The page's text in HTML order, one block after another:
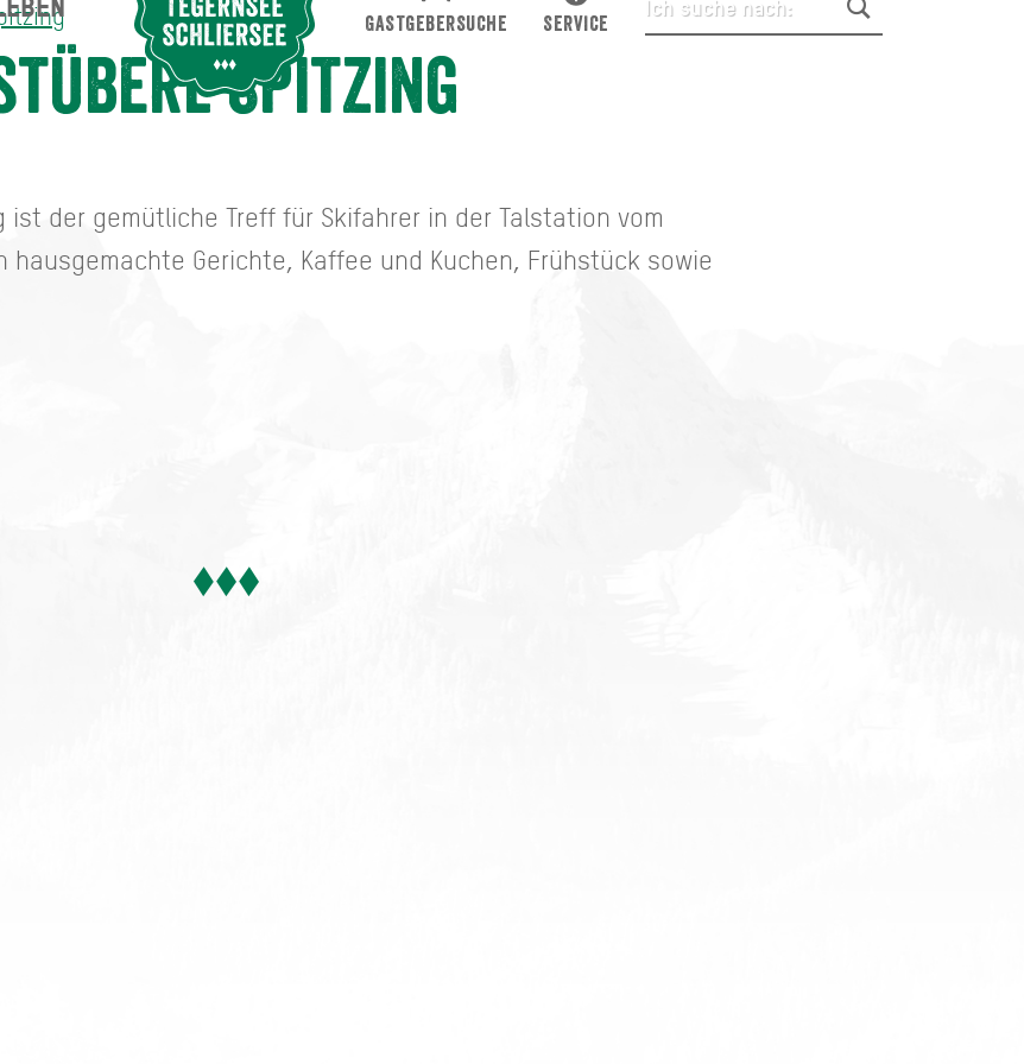
Spitzing
ist der gemütliche Treff für Skifahrer in der Talstation vom
hausgemachte Gerichte, Kaffee und Kuchen, Frühstück sowie
GASTGEBERSUCHE SERVICE
Suche abschicken